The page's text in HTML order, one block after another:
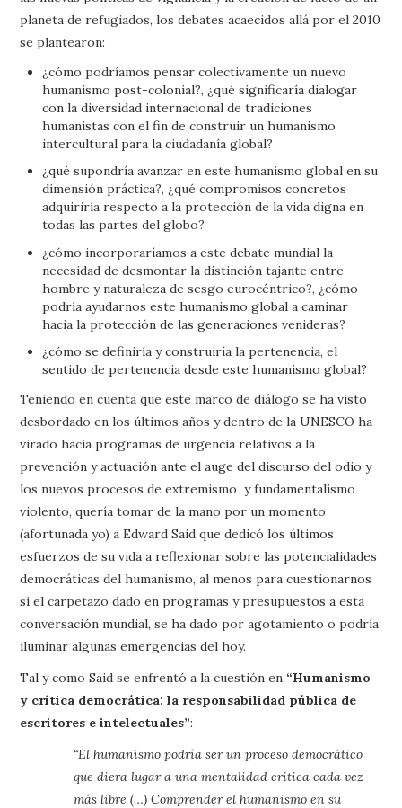
planeta de refugiados, los debates acaecidos allá por el 2010
se plantearon:
¿cómo podríamos pensar colectivamente un nuevo
humanismo post-colonial?, ¿qué significaría dialogar
con la diversidad internacional de tradiciones
humanistas con el fin de construir un humanismo
intercultural para la ciudadanía global?
¿qué supondría avanzar en este humanismo global en su
dimensión práctica?, ¿qué compromisos concretos
adquiriría respecto a la protección de la vida digna en
todas las partes del globo?
¿cómo incorporaríamos a este debate mundial la
necesidad de desmontar la distinción tajante entre
hombre y naturaleza de sesgo eurocéntrico?, ¿cómo
podría ayudarnos este humanismo global a caminar
hacia la protección de las generaciones venideras?
¿cómo se definiría y construiría la pertenencia, el
sentido de pertenencia desde este humanismo global?
Teniendo en cuenta que este marco de diálogo se ha visto
desbordado en los últimos años y dentro de la UNESCO ha
virado hacia programas de urgencia relativos a la
prevención y actuación ante el auge del discurso del odio y
los nuevos procesos de extremismo y fundamentalismo
violento, quería tomar de la mano por un momento
(afortunada yo) a Edward Said que dedicó los últimos
esfuerzos de su vida a reflexionar sobre las potencialidades
democráticas del humanismo, al menos para cuestionarnos
si el carpetazo dado en programas y presupuestos a esta
conversación mundial, se ha dado por agotamiento o podría
iluminar algunas emergencias del hoy.
Tal y como Said se enfrentó a la cuestión en “Humanismo
y crítica democrática: la responsabilidad pública de
escritores e intelectuales”:
“El humanismo podría ser un proceso democrático
que diera lugar a una mentalidad crítica cada vez
más libre (…) Comprender el humanismo en su